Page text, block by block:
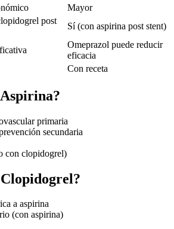
Mayor
post
Sí (con aspirina post stent)
Omeprazol puede reducir
eficacia
Con receta
Aspirina?
primaria
secundaria
con clopidogrel)
Clopidogrel?
a aspirina
(con aspirina)